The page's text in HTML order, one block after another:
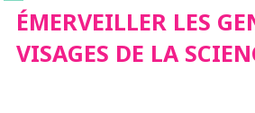
SCIENCE
ÉMERVEILLER LES
VISAGES DE LA